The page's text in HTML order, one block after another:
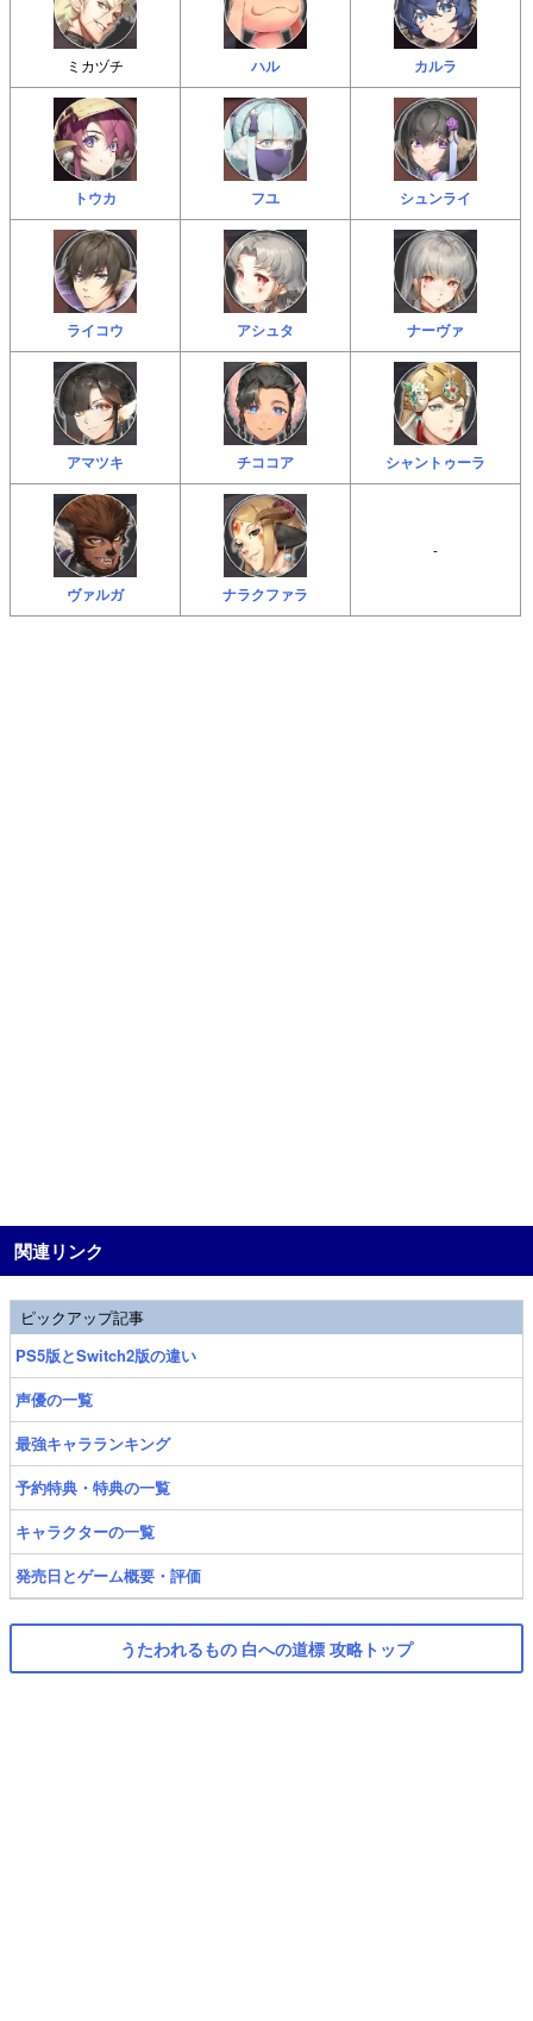
ミカヅチ ハル カルラ
トウカ フユ シュンライ
ライコウ アシュタ ナーヴァ
アマツキ チココア シャントゥーラ
ヴァルガ ナラクファラ
-
関連リンク
ピックアップ記事
PS5版とSwitch2版の違い
声優の一覧
最強キャラランキング
予約特典・特典の一覧
キャラクターの一覧
発売日とゲーム概要・評価
うたわれるもの 白への道標 攻略トップ